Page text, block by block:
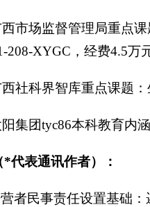
西市场监督管理局重点
208-XYGC，经费4.5万元
西社科界智库重点课题
阳集团tyc86本科教育内
代表通讯作者）：
营者民事责任设置基础